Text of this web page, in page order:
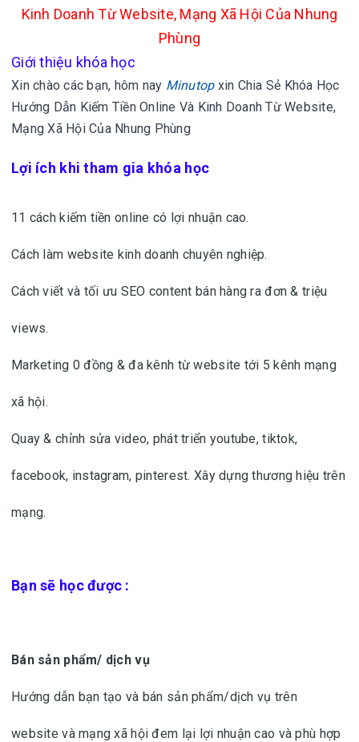
Kinh Doanh Từ Website, Mạng Xã Hội Của Nhung
Phùng
Giới thiệu khóa học
Xin chào các bạn, hôm nay Minutop xin Chia Sẻ Khóa Học
Hướng Dẫn Kiếm Tiền Online Và Kinh Doanh Từ Website,
Mạng Xã Hội Của Nhung Phùng
Lợi ích khi tham gia khóa học
11 cách kiếm tiền online có lợi nhuận cao.
Cách làm website kinh doanh chuyên nghiệp.
Cách viết và tối ưu SEO content bán hàng ra đơn & triệu
views.
Marketing 0 đồng & đa kênh từ website tới 5 kênh mạng
xã hội.
Quay & chỉnh sửa video, phát triển youtube, tiktok,
facebook, instagram, pinterest. Xây dựng thương hiệu trên
mạng.
Bạn sẽ học được :
Bán sản phẩm/ dịch vụ
Hướng dẫn bạn tạo và bán sản phẩm/dịch vụ trên
website và mạng xã hội đem lại lợi nhuận cao và phù hợp